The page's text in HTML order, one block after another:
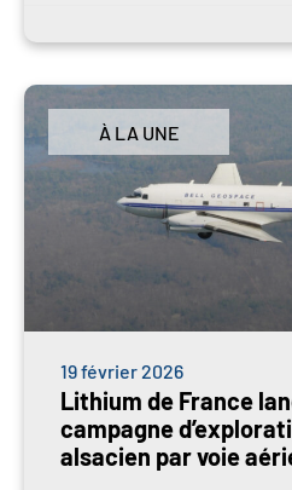
À LA UNE
19 février 2026
Lithium de France
campagne
alsacien par voie